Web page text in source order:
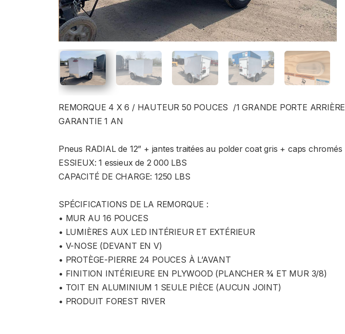
REMORQUE 4 X 6 / HAUTEUR 50 POUCES /1 GRANDE PORTE ARRIÈRE
GARANTIE 1 AN
Pneus RADIAL de 12” + jantes traitées au polder coat gris + caps chromés
ESSIEUX: 1 essieux de 2 000 LBS
CAPACITÉ DE CHARGE: 1250 LBS
SPÉCIFICATIONS DE LA REMORQUE :
• MUR AU 16 POUCES
• LUMIÈRES AUX LED INTÉRIEUR ET EXTÉRIEUR
• V-NOSE (DEVANT EN V)
• PROTÈGE-PIERRE 24 POUCES À L’AVANT
• FINITION INTÉRIEURE EN PLYWOOD (PLANCHER ¾ ET MUR 3/8)
• TOIT EN ALUMINIUM 1 SEULE PIÈCE (AUCUN JOINT)
• PRODUIT FOREST RIVER